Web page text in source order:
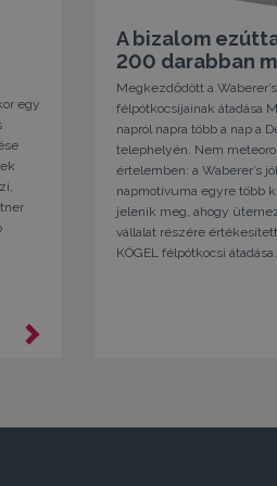
egy
A bizalom
200 darabban
Megkezdődött a
félpótkocsijainak átadása
napról napra több a nap a
telephelyén. Nem
értelemben: a Waberer’s
napmotívuma egyre több
jelenik meg, ahogy
vállalat részére
KÖGEL félpótkocsi átadása.